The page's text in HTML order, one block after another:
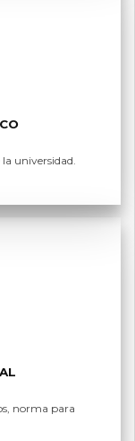
universidad.
norma para